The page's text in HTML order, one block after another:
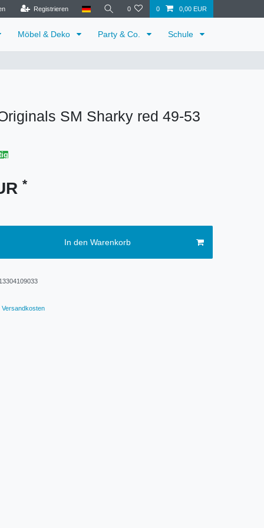
Registrieren 0 0 0,00 EUR
Möbel & Deko Party & Co. Schule
SM Sharky red 49-53
*
In den Warenkorb
Versandkosten